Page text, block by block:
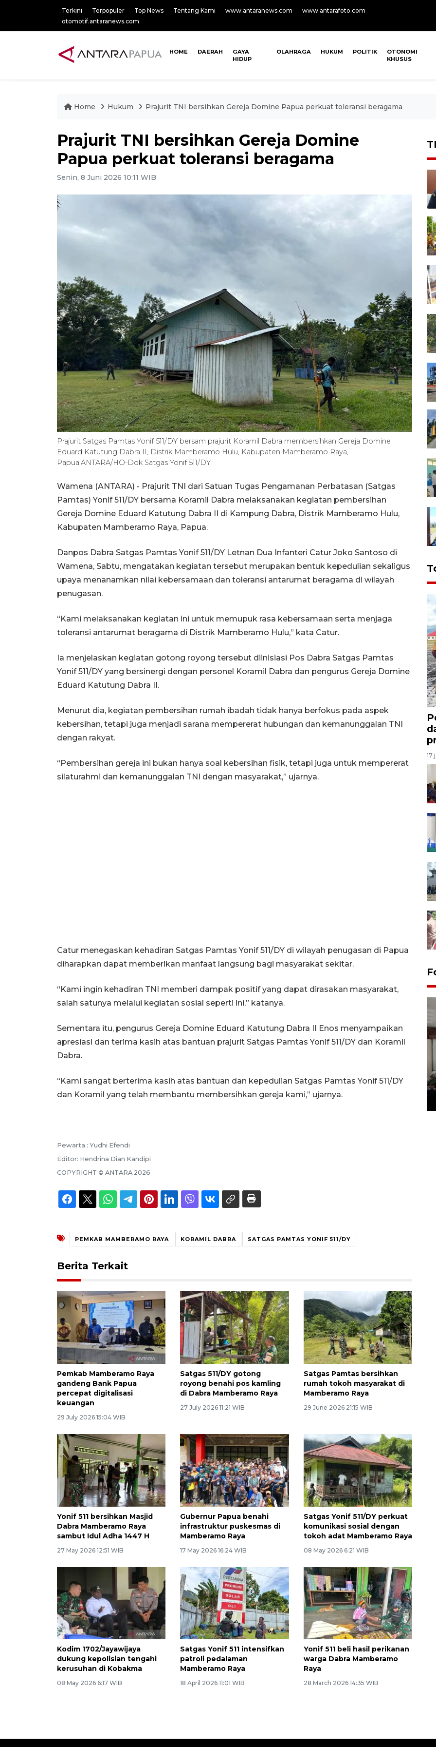
Terkini Terpopuler Top News Tentang Kami www.antaranews.com
www.antarafoto.com
otomotif.antaranews.com
HOME DAERAH
GAYA
HIDUP
OLAHRAGA HUKUM POLITIK
OTONOMI
KHUSUS
Home Hukum Prajurit TNI bersihkan Gereja Domine Papua perkuat toleransi beragama
Prajurit TNI bersihkan Gereja Domine
Papua perkuat toleransi beragama
Senin, 8 Juni 2026 10:11 WIB
Prajurit Satgas Pamtas Yonif 511/DY bersam prajurit Koramil Dabra membersihkan Gereja Domine
Eduard Katutung Dabra II, Distrik Mamberamo Hulu, Kabupaten Mamberamo Raya,
Papua.ANTARA/HO-Dok Satgas Yonif 511/DY.
Wamena (ANTARA) - Prajurit TNI dari Satuan Tugas Pengamanan Perbatasan (Satgas
Pamtas) Yonif 511/DY bersama Koramil Dabra melaksanakan kegiatan pembersihan
Gereja Domine Eduard Katutung Dabra II di Kampung Dabra, Distrik Mamberamo Hulu,
Kabupaten Mamberamo Raya, Papua.
Danpos Dabra Satgas Pamtas Yonif 511/DY Letnan Dua Infanteri Catur Joko Santoso di
Wamena, Sabtu, mengatakan kegiatan tersebut merupakan bentuk kepedulian sekaligus
upaya menanamkan nilai kebersamaan dan toleransi antarumat beragama di wilayah
penugasan.
“Kami melaksanakan kegiatan ini untuk memupuk rasa kebersamaan serta menjaga
toleransi antarumat beragama di Distrik Mamberamo Hulu,” kata Catur.
Ia menjelaskan kegiatan gotong royong tersebut diinisiasi Pos Dabra Satgas Pamtas
Yonif 511/DY yang bersinergi dengan personel Koramil Dabra dan pengurus Gereja Domine
Eduard Katutung Dabra II.
Menurut dia, kegiatan pembersihan rumah ibadah tidak hanya berfokus pada aspek
kebersihan, tetapi juga menjadi sarana mempererat hubungan dan kemanunggalan TNI
dengan rakyat.
“Pembersihan gereja ini bukan hanya soal kebersihan fisik, tetapi juga untuk mempererat
silaturahmi dan kemanunggalan TNI dengan masyarakat,” ujarnya.
Catur menegaskan kehadiran Satgas Pamtas Yonif 511/DY di wilayah penugasan di Papua
diharapkan dapat memberikan manfaat langsung bagi masyarakat sekitar.
“Kami ingin kehadiran TNI memberi dampak positif yang dapat dirasakan masyarakat,
salah satunya melalui kegiatan sosial seperti ini,” katanya.
Sementara itu, pengurus Gereja Domine Eduard Katutung Dabra II Enos menyampaikan
apresiasi dan terima kasih atas bantuan prajurit Satgas Pamtas Yonif 511/DY dan Koramil
Dabra.
“Kami sangat berterima kasih atas bantuan dan kepedulian Satgas Pamtas Yonif 511/DY
dan Koramil yang telah membantu membersihkan gereja kami,” ujarnya.
Pewarta : Yudhi Efendi
Editor: Hendrina Dian Kandipi
COPYRIGHT © ANTARA 2026
PEMKAB MAMBERAMO RAYA KORAMIL DABRA SATGAS PAMTAS YONIF 511/DY
Berita Terkait
Pemkab Mamberamo Raya
gandeng Bank Papua
percepat digitalisasi
keuangan
29 July 2026 15:04 WIB
Satgas 511/DY gotong
royong benahi pos kamling
di Dabra Mamberamo Raya
27 July 2026 11:21 WIB
Satgas Pamtas bersihkan
rumah tokoh masyarakat di
Mamberamo Raya
29 June 2026 21:15 WIB
Yonif 511 bersihkan Masjid
Dabra Mamberamo Raya
sambut Idul Adha 1447 H
27 May 2026 12:51 WIB
Gubernur Papua benahi
infrastruktur puskesmas di
Mamberamo Raya
17 May 2026 16:24 WIB
Satgas Yonif 511/DY perkuat
komunikasi sosial dengan
tokoh adat Mamberamo Raya
08 May 2026 6:21 WIB
Kodim 1702/Jayawijaya
dukung kepolisian tengahi
kerusuhan di Kobakma
08 May 2026 6:17 WIB
Satgas Yonif 511 intensifkan
patroli pedalaman
Mamberamo Raya
18 April 2026 11:01 WIB
Yonif 511 beli hasil perikanan
warga Dabra Mamberamo
Raya
28 March 2026 14:35 WIB
17
Pendam XVII/Cenderawasih
14 March 2022 15:11 WIB, 2022